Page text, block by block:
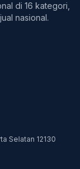
di 16 kategori,
nasional.
Selatan 12130